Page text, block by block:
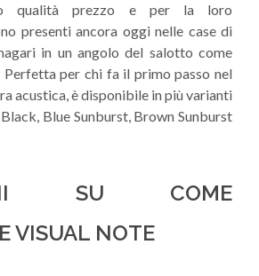
qualità prezzo e per la loro
presenti ancora oggi nelle case di
in un angolo del salotto come
per chi fa il primo passo nel
acustica, è disponibile in più varianti
Blue Sunburst, Brown Sunburst
SU COME
VISUAL NOTE